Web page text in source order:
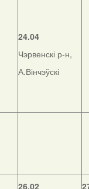
24.04
Чэрвенскі р-н,
А.Вінчэўскі
26.02